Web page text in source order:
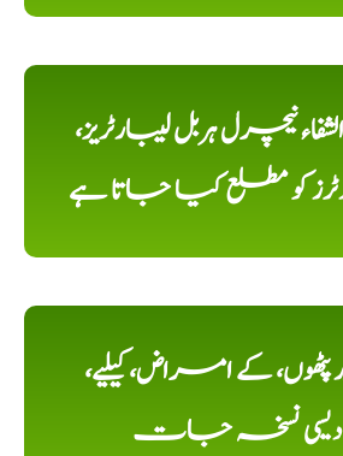
نیچرل ہربل لیبارٹریز،
کو مطلع کیا جاتا ہے
کے امراض، کیلیے،
دیسی نسخہ جات